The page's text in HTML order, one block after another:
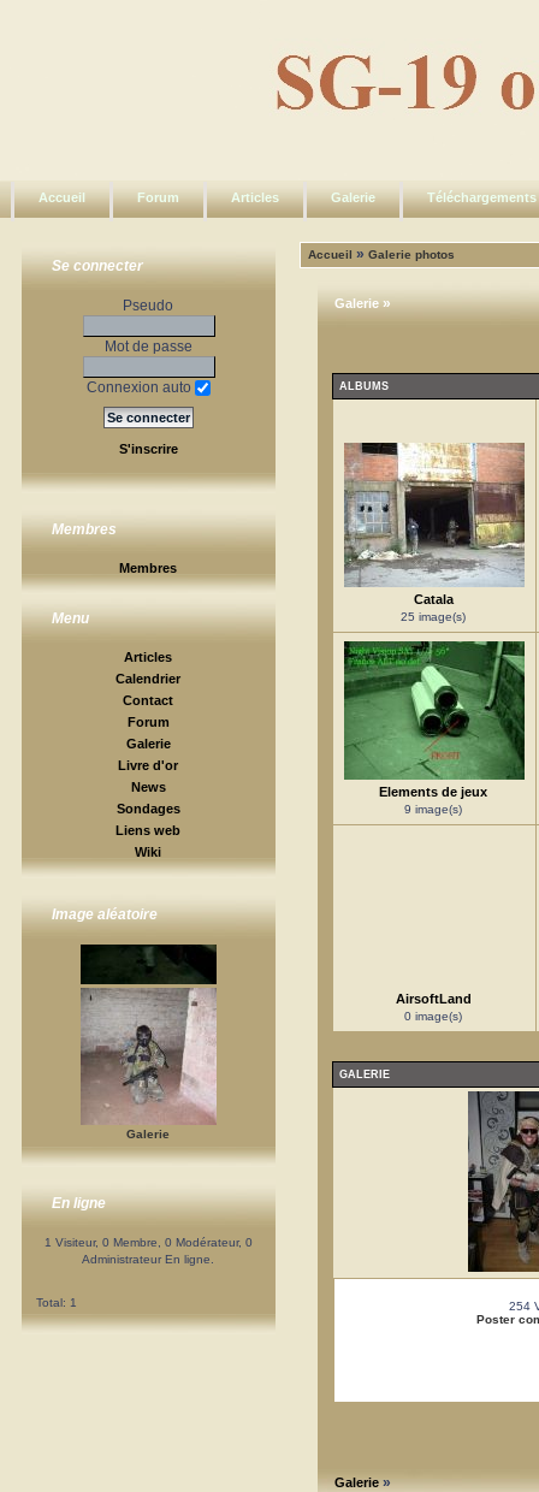
Accueil Forum Articles Galerie Téléchargements
Se connecter
Pseudo
Mot de passe
Connexion auto
S'inscrire
Membres
Membres
Menu
Articles
Calendrier
Contact
Forum
Galerie
Livre d'or
News
Sondages
Liens web
Wiki
Image aléatoire
Galerie
En ligne
1 Visiteur, 0 Membre, 0 Modérateur, 0
Administrateur En ligne.
Total: 1
Accueil »Galerie photos
Galerie »
ALBUMS
Catala
25 image(s)
Elements de jeux
9 image(s)
AirsoftLand
0 image(s)
GALERIE
254
Poster
Galerie»